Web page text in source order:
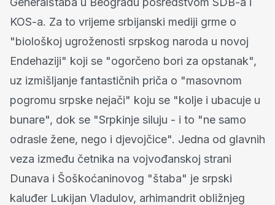
KOS-a. Za to vrijeme srbijanski mediji grme o
"biološkoj ugroženosti srpskog naroda u novoj
Endehaziji" koji se "ogorčeno bori za opstanak",
uz izmišljanje fantastičnih priča o "masovnom
pogromu srpske nejači" koju se "kolje i ubacuje u
bunare", dok se "Srpkinje siluju - i to "ne samo
odrasle žene, nego i djevojčice". Jedna od glavnih
veza između četnika na vojvođanskoj strani
Dunava i Šoškoćaninovog "štaba" je srpski
kaluđer Lukijan Vladulov, arhimandrit obližnjeg